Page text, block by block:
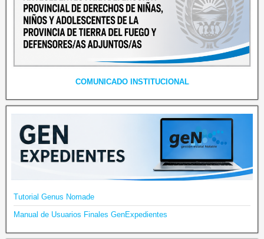
COMUNICADO INSTITUCIONAL
Tutorial Genus Nomade
Manual de Usuarios Finales GenExpedientes